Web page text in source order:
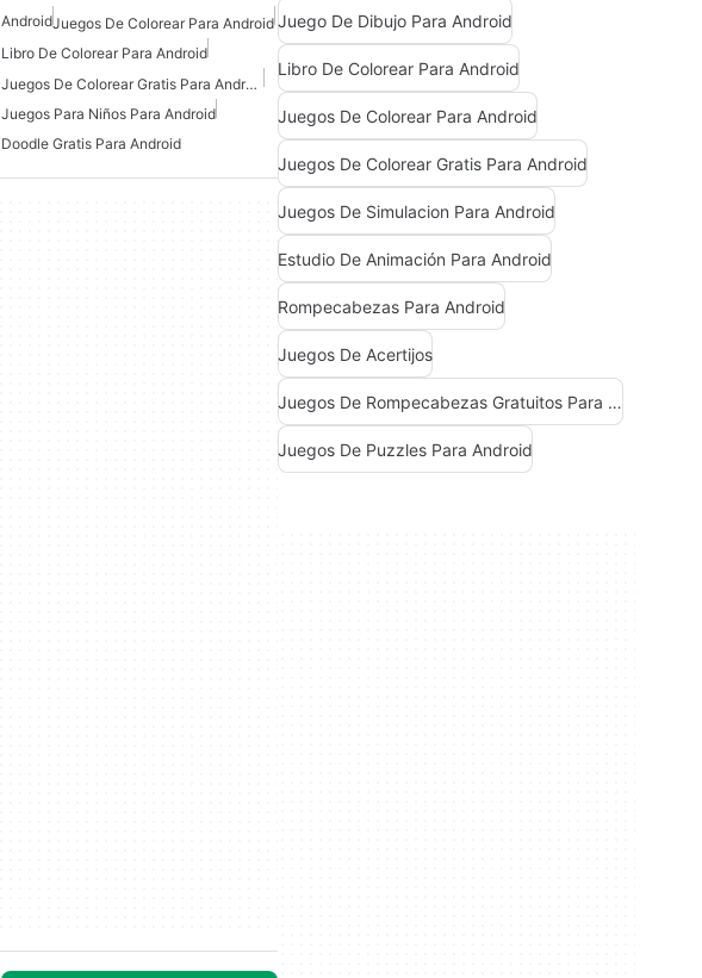
AndroidJuegos De Colorear Para Android
Libro De Colorear Para Android
Juegos De Colorear Gratis Para Android
Juegos Para Niños Para Android
Doodle Gratis Para Android
Juego De Dibujo Para Android
Libro De Colorear Para Android
Juegos De Colorear Para Android
Juegos De Colorear Gratis Para Android
Juegos De Simulacion Para Android
Estudio De Animación Para Android
Rompecabezas Para Android
Juegos De Acertijos
Juegos De Rompecabezas Gratuitos Para Android
Juegos De Puzzles Para Android